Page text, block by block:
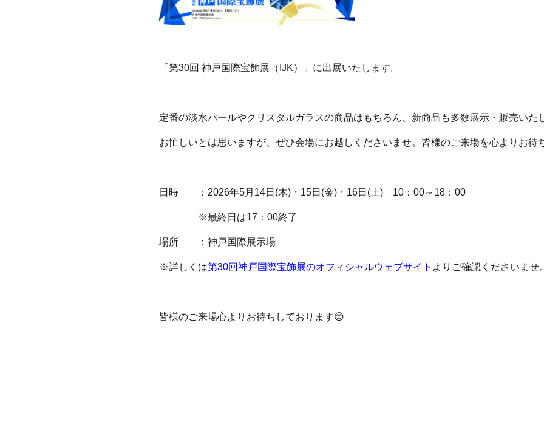
「第30回 神戸国際宝飾展（IJK）」に出展いたします。
定番の淡水パールやクリスタルガラスの商品はもちろん、新商品も多数展示・販売いた
お忙しいとは思いますが、ぜひ会場にお越しくださいませ。皆様のご来場を心よりお待
日時 ：2026年5月14日(木)・15日(金)・16日(土) 10：00～18：00
※最終日は17：00終了
場所 ：神戸国際展示場
※詳しくは第30回神戸国際宝飾展のオフィシャルウェブサイト よりご確認くださいませ。
皆様のご来場心よりお待ちしております😊